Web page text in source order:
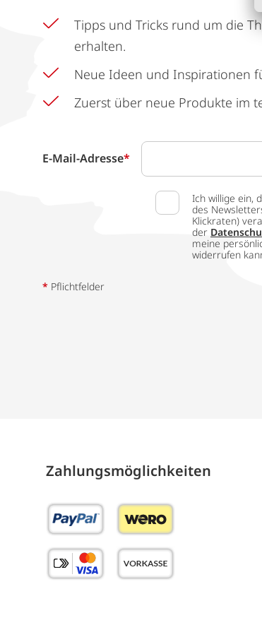
Tipps und Tricks rund um die
erhalten.
Neue Ideen und Inspirationen
Zuerst über neue Produkte im
E-Mail-Adresse*
Ich willige ein,
des
Klickraten)
der
meine
widerrufen
* Pflichtfelder
Zahlungs­möglich­keiten